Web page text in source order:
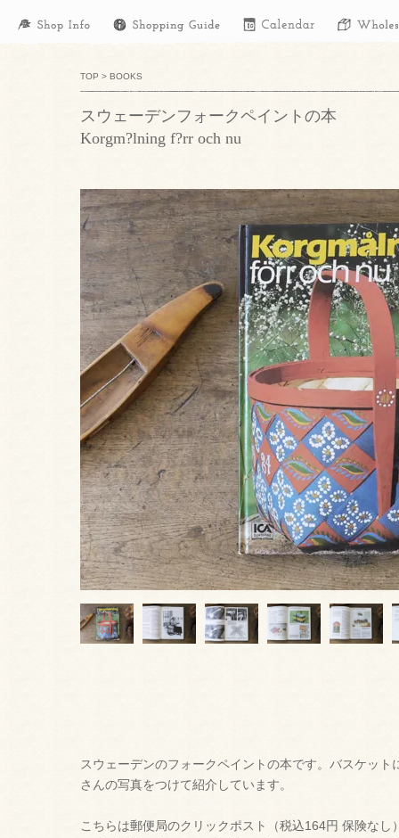
TOP > BOOKS
スウェーデンフォークペイントの本
Korgm?lning f?rr och nu
スウェーデンのフォークペイントの本です。バスケッ
さんの写真をつけて紹介しています。
こちらは郵便局のクリックポスト（税込164円 保険な